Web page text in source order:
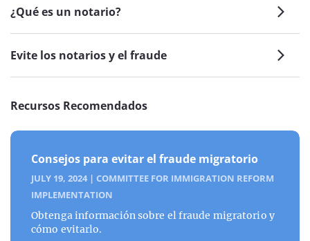
¿Qué es un notario?
Evite los notarios y el fraude
Recursos Recomendados
Consejos para evitar el fraude migratorio
JULY 19, 2024 | COMMITTEE FOR IMMIGRATION REFORM
IMPLEMENTATION
Obtenga información sobre el fraude migratorio y
cómo evitarlo.